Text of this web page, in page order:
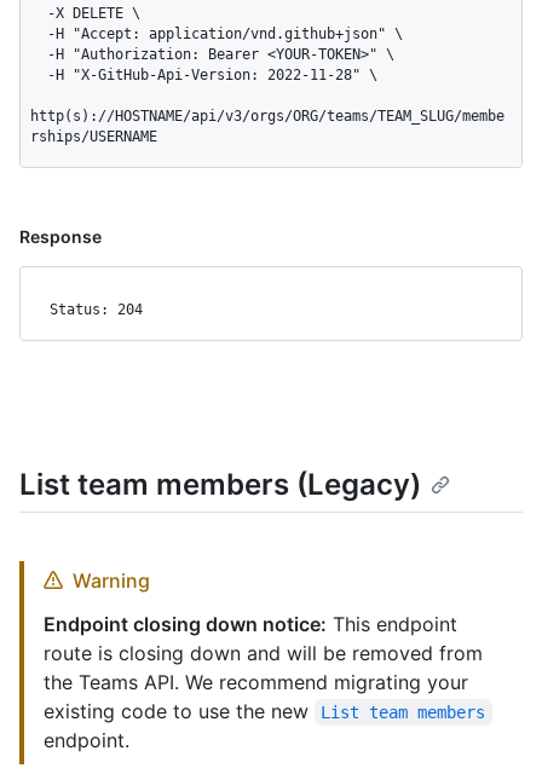
http(s)://HOSTNAME/api/v3/orgs/ORG/teams/TEAM_SLUG/membe
rships/USERNAME
Response
Status: 204
List team members (Legacy)
Warning
Endpoint closing down notice: This endpoint
route is closing down and will be removed from
the Teams API. We recommend migrating your
existing code to use the new
List team members
endpoint.